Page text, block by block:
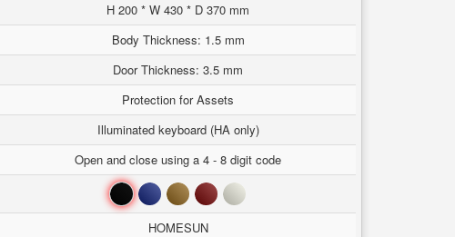
H 200 * W 430 * D 370 mm
Body Thickness: 1.5 mm
Door Thickness: 3.5 mm
Protection for Assets
Illuminated keyboard (HA only)
Open and close using a 4 - 8 digit code
Đen Xanh Nâu Đỏ Trắng
HOMESUN